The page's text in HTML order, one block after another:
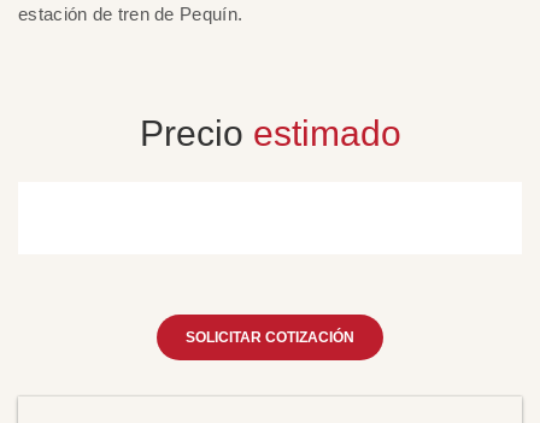
estación de tren de Pequín.
Precio estimado
SOLICITAR COTIZACIÓN